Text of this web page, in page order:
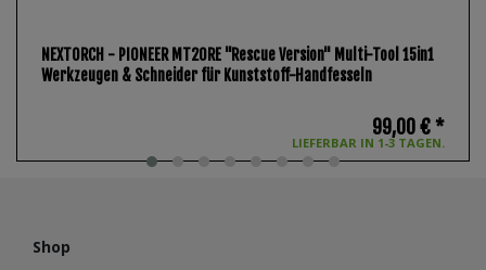
NEXTORCH - PIONEER MT20RE "Rescue Version" Multi-Tool 15in1
Werkzeugen & Schneider für Kunststoff-Handfesseln
LIEFERBAR IN 1-3 TAGEN.
99,00 € *
Shop